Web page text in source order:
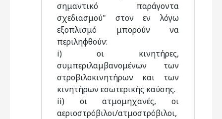
σημαντικό παράγοντα
σχεδιασμού" στον εν λόγω
εξοπλισμό μπορούν να
περιληφθούν:
i) οι κινητήρες,
συμπεριλαμβανομένων των
στροβιλοκινητήρων και των
κινητήρων εσωτερικής καύσης.
ii) οι ατμομηχανές, οι
αεριοστρόβιλοι/ατμοστρόβιλοι,